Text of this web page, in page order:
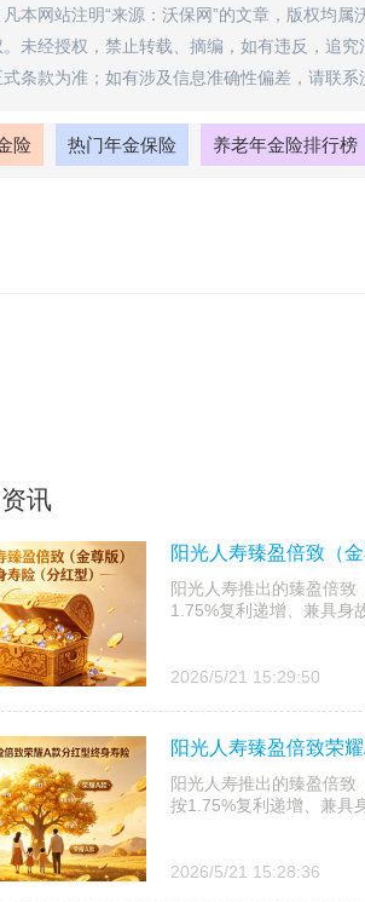
本网站注明“来源：沃保网”的文章，版权均
未经授权，禁止转载、摘编，如有违反，追
条款为准；如有涉及信息准确性偏差，请联系
险 热门年金保险 养老年金险排行榜
讯
阳光人寿臻盈倍致（
阳光人寿推出的臻盈倍
1.75%复利递增、兼具身
2026/5/21 15:29:50
阳光人寿臻盈倍致荣
阳光人寿推出的臻盈倍
按1.75%复利递增、兼具
2026/5/21 15:28:36